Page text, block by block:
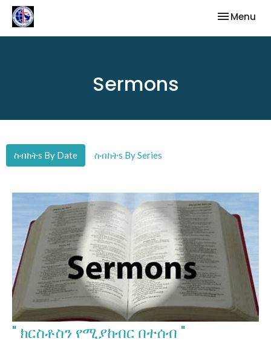
Toggle
Menu
Sermons
ስብከትs By Date ስብከትs By Series
" ክርስቶስን የሚያከብር በተሰብ "